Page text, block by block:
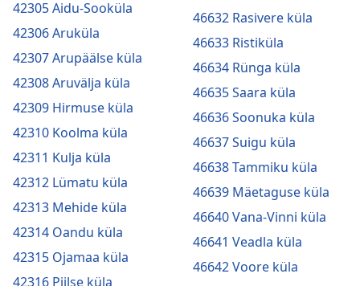
42305 Aidu-Sooküla
42306 Aruküla
42307 Arupäälse küla
42308 Aruvälja küla
42309 Hirmuse küla
42310 Koolma küla
42311 Kulja küla
42312 Lümatu küla
42313 Mehide küla
42314 Oandu küla
42315 Ojamaa küla
42316 Piilse küla
46632 Rasivere küla
46633 Ristiküla
46634 Rünga küla
46635 Saara küla
46636 Soonuka küla
46637 Suigu küla
46638 Tammiku küla
46639 Mäetaguse küla
46640 Vana-Vinni küla
46641 Veadla küla
46642 Voore küla